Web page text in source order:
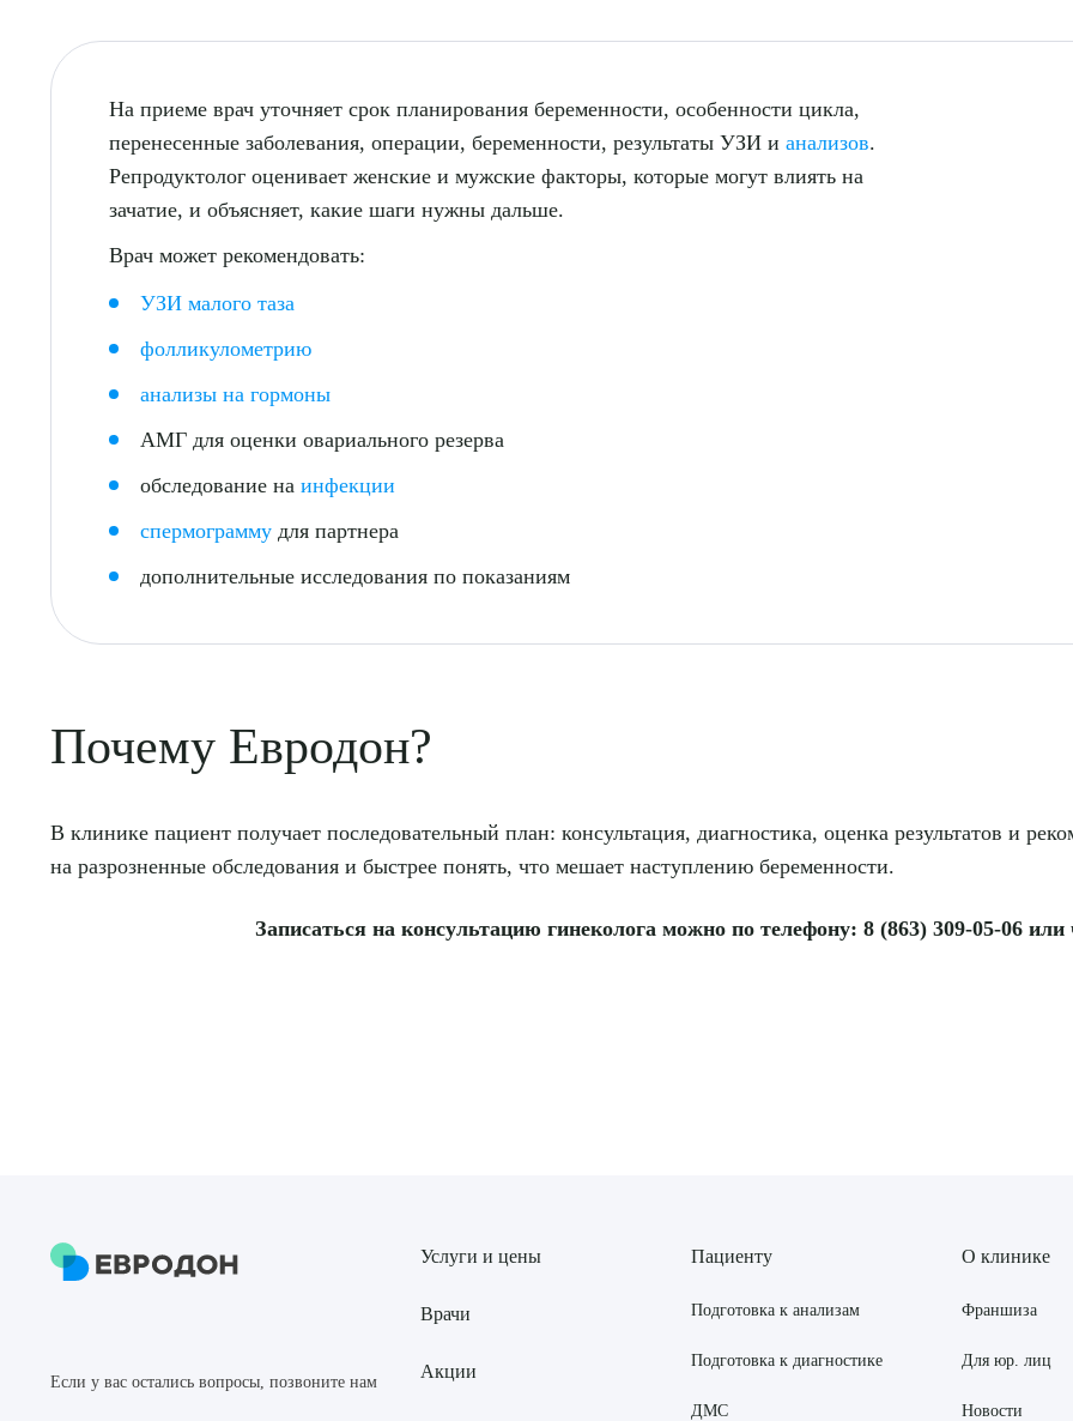
На приеме врач уточняет срок планирования беременности, особенности цикла,
перенесенные заболевания, операции, беременности, результаты УЗИ и анализов.
Репродуктолог оценивает женские и мужские факторы, которые могут влиять на
зачатие, и объясняет, какие шаги нужны дальше.
Врач может рекомендовать:
УЗИ малого таза
фолликулометрию
анализы на гормоны
АМГ для оценки овариального резерва
обследование на инфекции
спермограмму для партнера
дополнительные исследования по показаниям
Почему Евродон?
В клинике пациент получает последовательный план: консультация, диагностика, оценка результатов и
на разрозненные обследования и быстрее понять, что мешает наступлению беременности.
Записаться на консультацию гинеколога можно по телефону: 8 (863) 309-05-06
Если у вас остались вопросы, позвоните нам
Услуги и цены
Врачи
Акции
Пациенту
Подготовка к анализам
Подготовка к диагностике
ДМС
О клинике
Франшиза
Для юр. лиц
Новости
ОТПРАВИТЬ Я даю согласие наобработку персональных